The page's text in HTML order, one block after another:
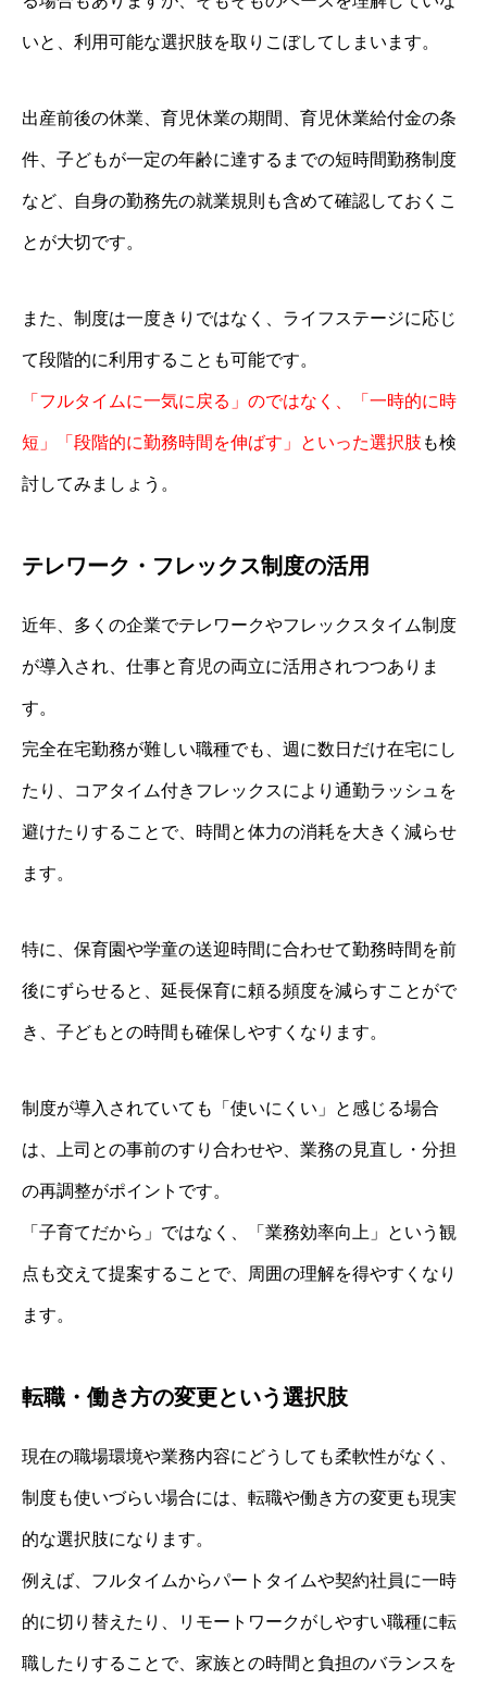
いと、利用可能な選択肢を取りこぼしてしまいます。
出産前後の休業、育児休業の期間、育児休業給付金の条
件、子どもが一定の年齢に達するまでの短時間勤務制度
など、自身の勤務先の就業規則も含めて確認しておくこ
とが大切です。
また、制度は一度きりではなく、ライフステージに応じ
て段階的に利用することも可能です。
「フルタイムに一気に戻る」のではなく、「一時的に時
短」「段階的に勤務時間を伸ばす」といった選択肢 も検
討してみましょう。
テレワーク・フレックス制度の活用
近年、多くの企業でテレワークやフレックスタイム制度
が導入され、仕事と育児の両立に活用されつつありま
す。
完全在宅勤務が難しい職種でも、週に数日だけ在宅にし
たり、コアタイム付きフレックスにより通勤ラッシュを
避けたりすることで、時間と体力の消耗を大きく減らせ
ます。
特に、保育園や学童の送迎時間に合わせて勤務時間を前
後にずらせると、延長保育に頼る頻度を減らすことがで
き、子どもとの時間も確保しやすくなります。
制度が導入されていても「使いにくい」と感じる場合
は、上司との事前のすり合わせや、業務の見直し・分担
の再調整がポイントです。
「子育てだから」ではなく、「業務効率向上」という観
点も交えて提案することで、周囲の理解を得やすくなり
ます。
転職・働き方の変更という選択肢
現在の職場環境や業務内容にどうしても柔軟性がなく、
制度も使いづらい場合には、転職や働き方の変更も現実
的な選択肢になります。
例えば、フルタイムからパートタイムや契約社員に一時
的に切り替えたり、リモートワークがしやすい職種に転
職したりすることで、家族との時間と負担のバランスを